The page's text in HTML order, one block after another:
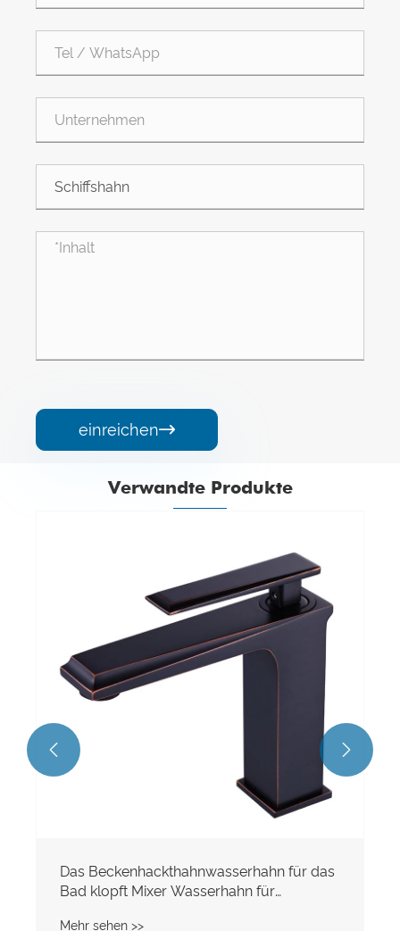
einreichen
Verwandte Produkte
Deck montieren hohe Beckenarmaturen
 